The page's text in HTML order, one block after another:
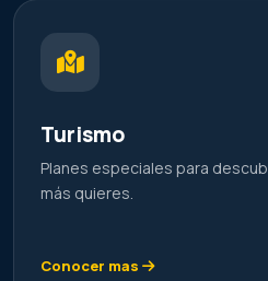
Turismo
Planes especiales para
más quieres.
Conocer mas